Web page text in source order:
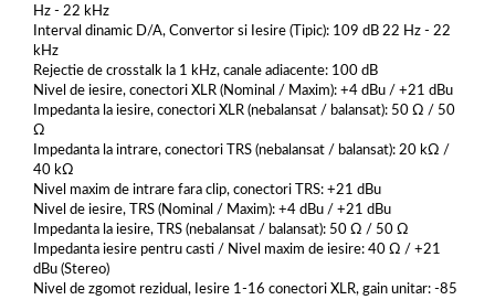
Hz - 22 kHz
Interval dinamic D/A, Convertor si Iesire (Tipic): 109 dB 22 Hz - 22
kHz
Rejectie de crosstalk la 1 kHz, canale adiacente: 100 dB
Nivel de iesire, conectori XLR (Nominal / Maxim): +4 dBu / +21 dBu
Impedanta la iesire, conectori XLR (nebalansat / balansat): 50 Ω / 50
Ω
Impedanta la intrare, conectori TRS (nebalansat / balansat): 20 kΩ /
40 kΩ
Nivel maxim de intrare fara clip, conectori TRS: +21 dBu
Nivel de iesire, TRS (Nominal / Maxim): +4 dBu / +21 dBu
Impedanta la iesire, TRS (nebalansat / balansat): 50 Ω / 50 Ω
Impedanta iesire pentru casti / Nivel maxim de iesire: 40 Ω / +21
dBu (Stereo)
Nivel de zgomot rezidual, Iesire 1-16 conectori XLR, gain unitar: -85